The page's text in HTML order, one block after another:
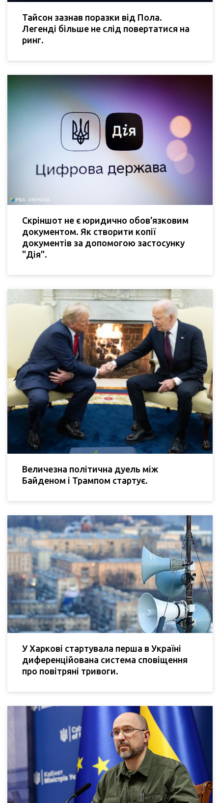
Тайсон зазнав поразки від Пола.
Легенді більше не слід повертатися на
ринг.
Скріншот не є юридично обов'язковим
документом. Як створити копії
документів за допомогою застосунку
"Дія".
Величезна політична дуель між
Байденом і Трампом стартує.
У Харкові стартувала перша в Україні
диференційована система сповіщення
про повітряні тривоги.